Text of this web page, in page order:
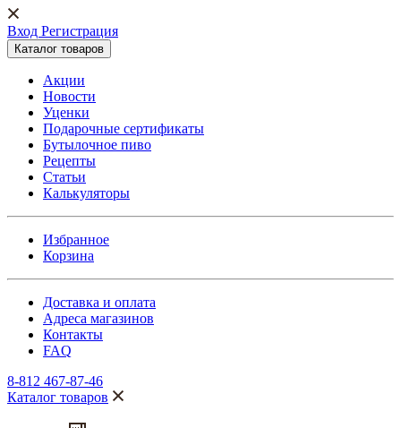
Вход Регистрация
Каталог товаров
Акции
Новости
Уценки
Подарочные сертификаты
Бутылочное пиво
Рецепты
Статьи
Калькуляторы
Избранное
Корзина
Доставка и оплата
Адреса магазинов
Контакты
FAQ
8-812 467-87-46
Каталог товаров